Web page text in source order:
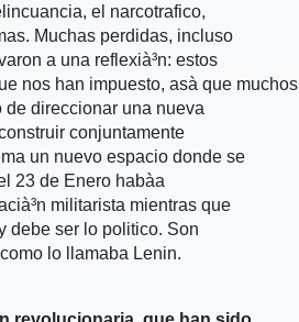
el narcotrafico,
Muchas perdidas, incluso
a una reflexià³n: estos
nos han impuesto, asà­ que muchos
direccionar una nueva
conjuntamente
un nuevo espacio donde se
23 de Enero habà­a
militarista mientras que
debe ser lo politico. Son
lo llamaba Lenin.